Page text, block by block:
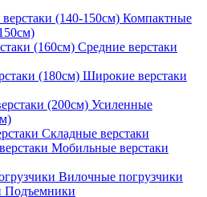
Компактные
Средние верстаки
Широкие верстаки
Усиленные
Складные верстаки
Мобильные верстаки
Вилочные погрузчики
Подъемники